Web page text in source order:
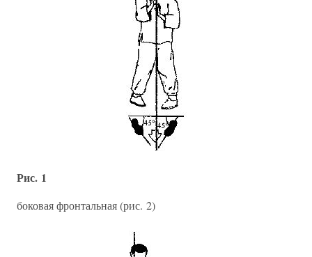
Рис. 1
боковая фронтальная (рис. 2)